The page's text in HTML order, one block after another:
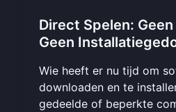
Direct Spelen:
Geen
Wie heeft er nu tijd om
downloaden en te
gedeelde of beperkte